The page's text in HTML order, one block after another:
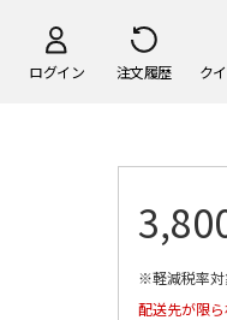
ログイン 注文履歴 ク
※軽減税率対
配送先が限ら